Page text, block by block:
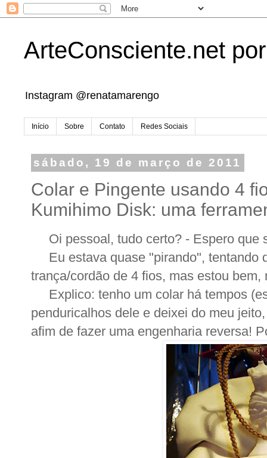
ArteConsciente.net
Instagram @renatamarengo
Início Sobre Contato Redes Sociais
sábado, 19 de março de 2011
Colar e Pingente usando 4
Kumihimo Disk: uma
Oi pessoal, tudo certo? - Espero que
Eu estava quase "pirando", tentando
trança/cordão de 4 fios, mas estou bem,
Explico: tenho um colar há tempos
penduricalhos dele e deixei do meu
afim de fazer uma engenharia reversa!